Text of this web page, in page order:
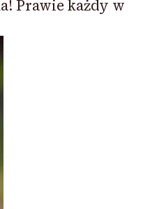
Prawie każdy w